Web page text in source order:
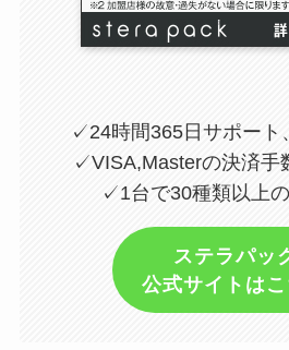
✓24時間365日サポート
✓VISA,Masterの決済手
✓1台で30種類以上
ステラパッ
公式サイトはこ